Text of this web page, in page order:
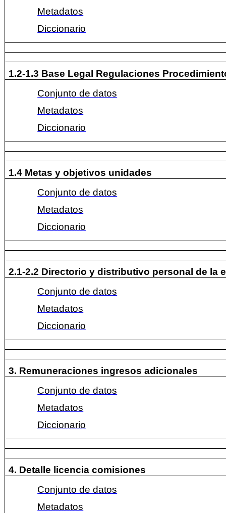
Metadatos
Diccionario
1.2-1.3 Base Legal Regulaciones
Conjunto de datos
Metadatos
Diccionario
1.4 Metas y objetivos unidades
Conjunto de datos
Metadatos
Diccionario
2.1-2.2 Directorio y distributivo personal de la
Conjunto de datos
Metadatos
Diccionario
3. Remuneraciones ingresos adicionales
Conjunto de datos
Metadatos
Diccionario
4. Detalle licencia comisiones
Conjunto de datos
Metadatos